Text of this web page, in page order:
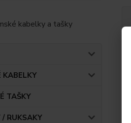
kabelky a tašky
KABELKY
TAŠKY
/ RUKSAKY